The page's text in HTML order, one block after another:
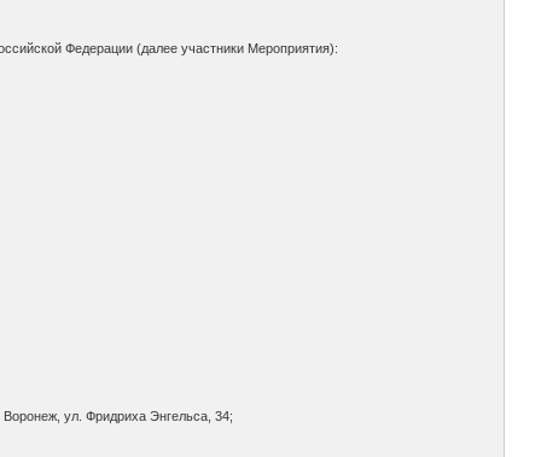
Федерации (далее участники Мероприятия):
Воронеж, ул. Фридриха Энгельса, 34;